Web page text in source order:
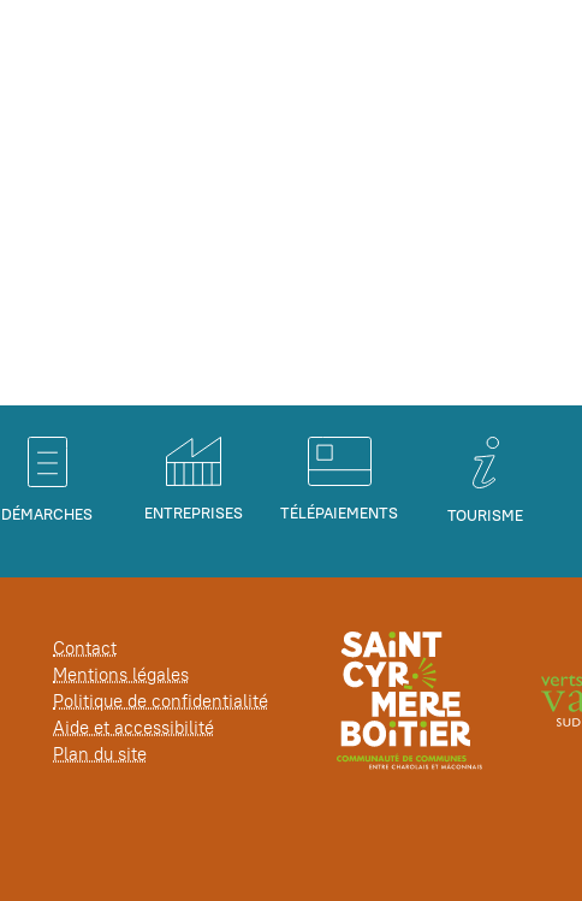
DÉMARCHES ENTREPRISES TÉLÉPAIEMENTS TOURISME
Contact
Mentions légales
Politique de confidentialité
Aide et accessibilité
Plan du site